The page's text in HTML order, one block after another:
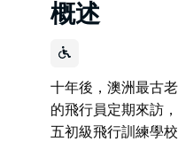
概述
十年後，澳洲最古
的飛行員定期來訪
五初級飛行訓練學